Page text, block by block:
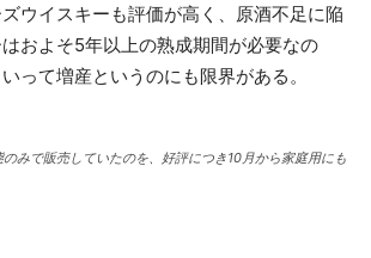
ウイスキーも評価が高く、原酒不足に陥
およそ5年以上の熟成期間が必要なの
って増産というのにも限界がある。
みで販売していたのを、好評につき10月から家庭用にも